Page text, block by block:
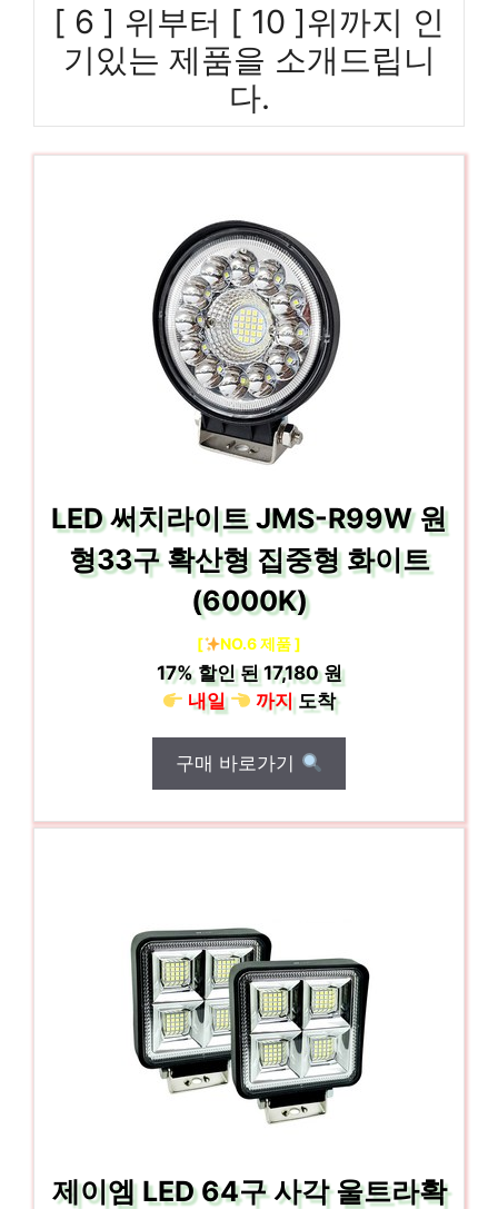
[ 6 ] 위부터 [ 10 ]위까지 인
기있는 제품을 소개드립니
다.
LED 써치라이트 JMS-R99W 원
형33구 확산형 집중형 화이트
(6000K)
[ NO.6 제품 ]
17%할인 된17,180 원
내일
까지도착
구매 바로가기
제이엠 LED 64구 사각 울트라확